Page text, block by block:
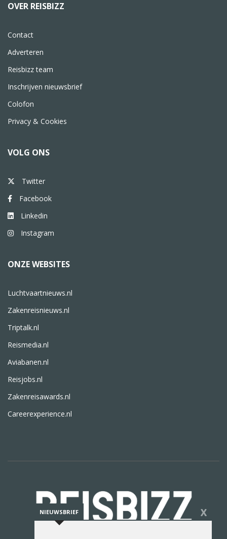
OVER REISBIZZ
Contact
Adverteren
Reisbizz team
Inschrijven nieuwsbrief
Colofon
Privacy & Cookies
VOLG ONS
Twitter
Facebook
Linkedin
Instagram
ONZE WEBSITES
Luchtvaartnieuws.nl
Zakenreisnieuws.nl
Triptalk.nl
Reismedia.nl
Aviabanen.nl
Reisjobs.nl
Zakenreisawards.nl
Careerexperience.nl
NIEUWSBRIEF X